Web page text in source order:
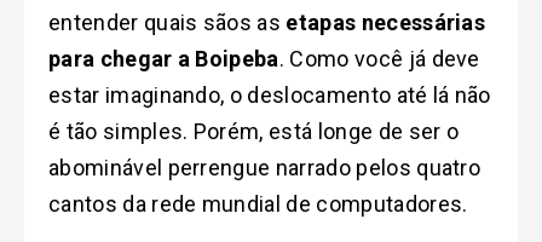
entender quais sãos as etapas necessárias
para chegar a Boipeba. Como você já deve
estar imaginando, o deslocamento até lá não
é tão simples. Porém, está longe de ser o
abominável perrengue narrado pelos quatro
cantos da rede mundial de computadores.